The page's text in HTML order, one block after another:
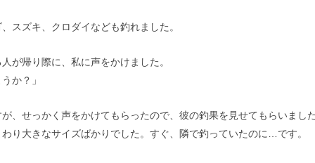
スズキ、クロダイなども釣れました。
が帰り際に、私に声をかけました。
か？」
、せっかく声をかけてもらったので、彼の釣果を見せてもらいまし
り大きなサイズばかりでした。すぐ、隣で釣っていたのに…です。